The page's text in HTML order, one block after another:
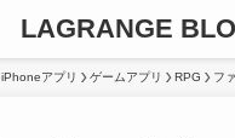
LAGRANGE
iPhoneアプリ ゲームアプリ RPG フ